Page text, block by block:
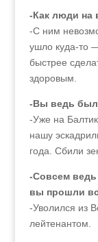
-Как люди на
-С ним
ушло куда-то
быстрее
здоровым.
-Вы ведь
-Уже на
нашу
года. Сбили
-Совсем ведь
вы прошли
-Уволился из
лейтенантом.